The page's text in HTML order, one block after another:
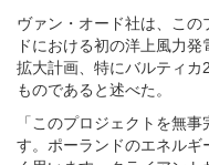
ヴァン・オード社は、こ
ドにおける初の洋上風力
拡大計画、特にバルティカ
ものであると述べた。
「このプロジェクトを無
す。ポーランドのエネルギ